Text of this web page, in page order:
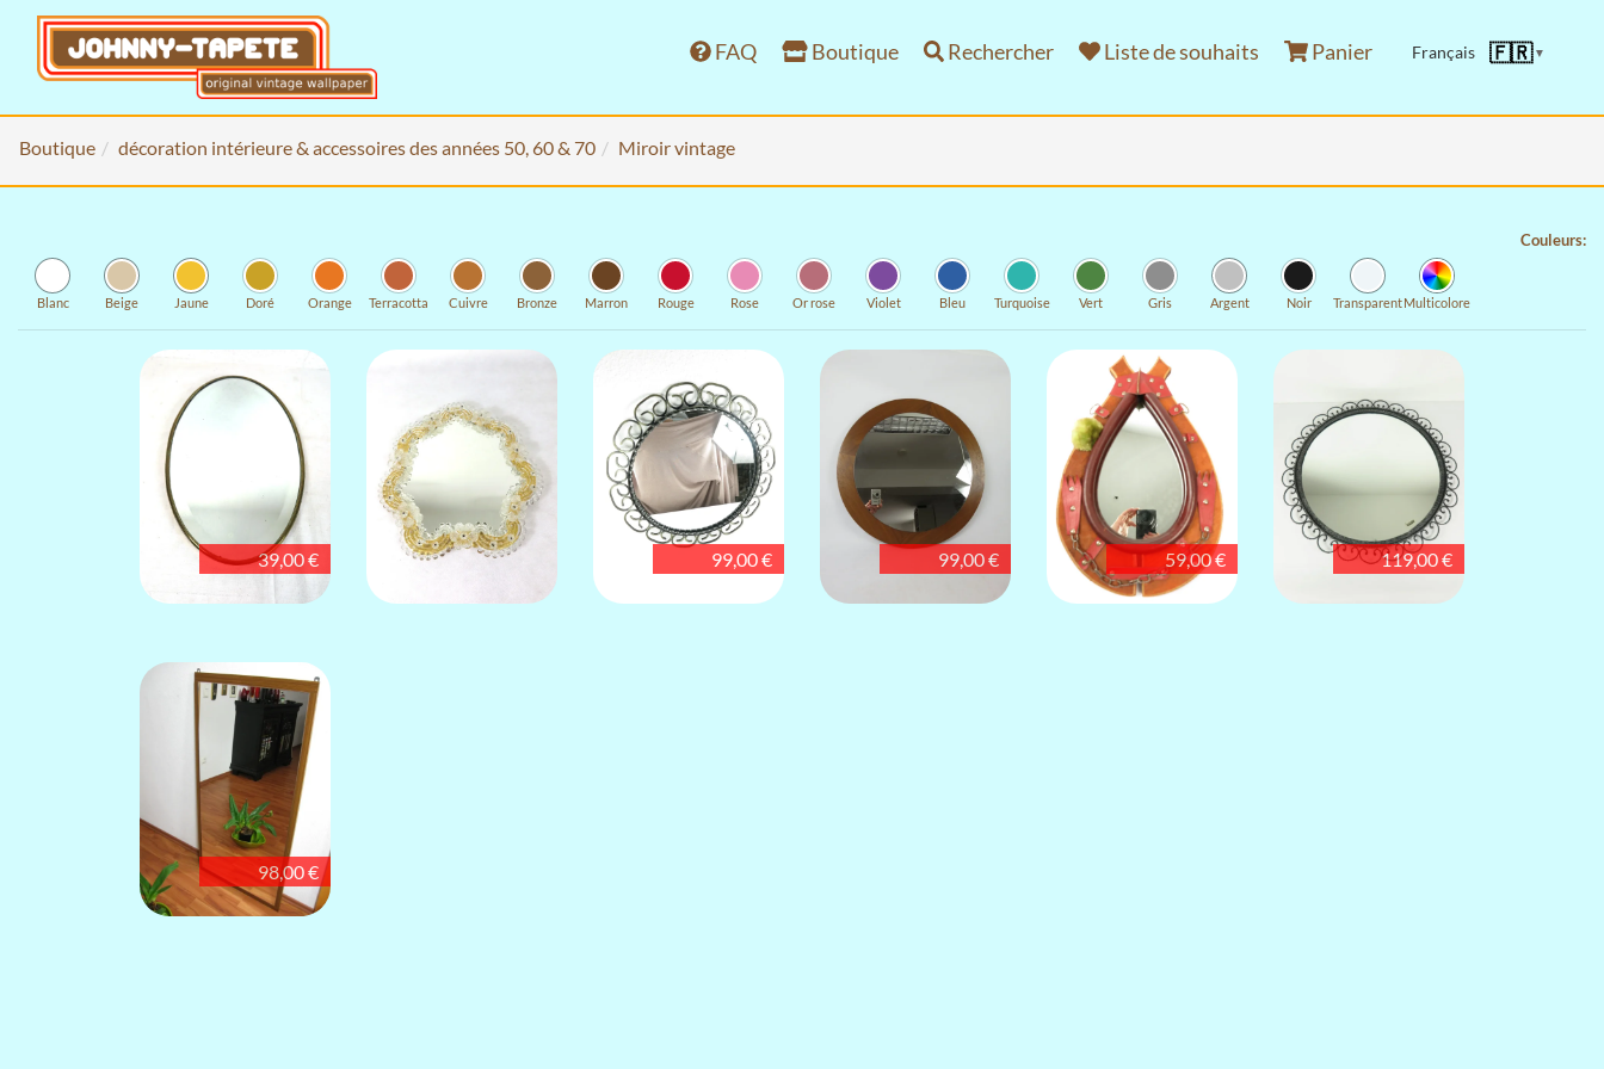
FAQ Boutique Rechercher Liste de souhaits Panier Français 🇫🇷▼
Boutique décoration intérieure & accessoires des années 50, 60 & 70 Miroir vintage
Couleurs:
Blanc Beige Jaune Doré Orange Terracotta Cuivre Bronze Marron Rouge Rose Or rose Violet Bleu Turquoise Vert Gris Argent Noir TransparentMulticolore
39,00 € 99,00 € 99,00 € 59,00 € 119,00 €
98,00 €